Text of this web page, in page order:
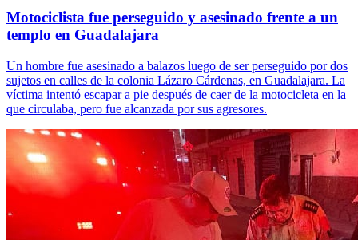
Motociclista fue perseguido y asesinado frente a un
templo en Guadalajara
Un hombre fue asesinado a balazos luego de ser perseguido por dos
sujetos en calles de la colonia Lázaro Cárdenas, en Guadalajara. La
víctima intentó escapar a pie después de caer de la motocicleta en la
que circulaba, pero fue alcanzada por sus agresores.